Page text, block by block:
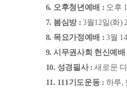
​6. 오후청년예배 : 오후
​7. 봄심방 :​3월12일(화)
​8. 목요가정예배 :​3월
​9. 시무권사회 헌신예배
​10. 성경필사 :새로운
​11. 111기도운동 : 하루,